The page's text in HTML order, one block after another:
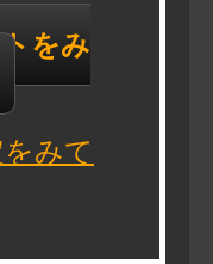
をみ
みて